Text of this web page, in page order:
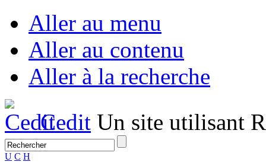
Aller au menu
Aller au contenu
Aller à la recherche
Cedit Un site utilisant
U C H